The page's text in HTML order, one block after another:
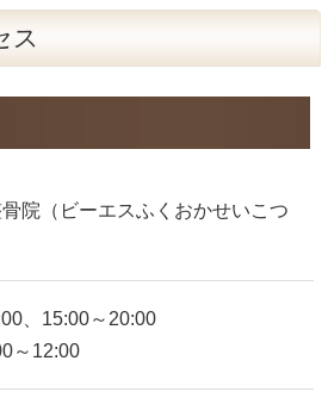
ス
院（ビーエスふくおかせいこつ
、15:00～20:00
～12:00